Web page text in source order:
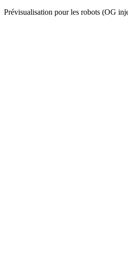
Prévisualisation pour les robots (OG